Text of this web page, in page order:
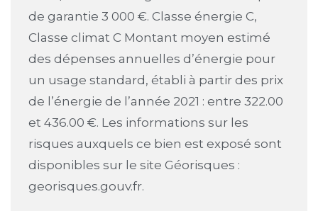
de garantie 3 000 €. Classe énergie C,
Classe climat C Montant moyen estimé
des dépenses annuelles d’énergie pour
un usage standard, établi à partir des prix
de l’énergie de l’année 2021 : entre 322.00
et 436.00 €. Les informations sur les
risques auxquels ce bien est exposé sont
disponibles sur le site Géorisques :
georisques.gouv.fr.